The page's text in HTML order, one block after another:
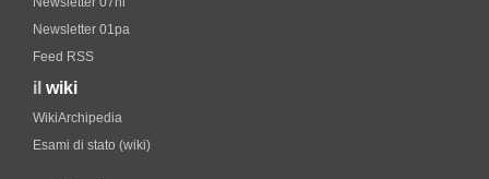
Newsletter 01pa
Feed RSS
il wiki
WikiArchipedia
Esami di stato (wiki)